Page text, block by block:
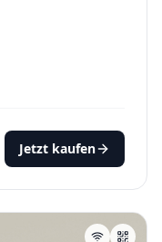
Jetzt kaufen